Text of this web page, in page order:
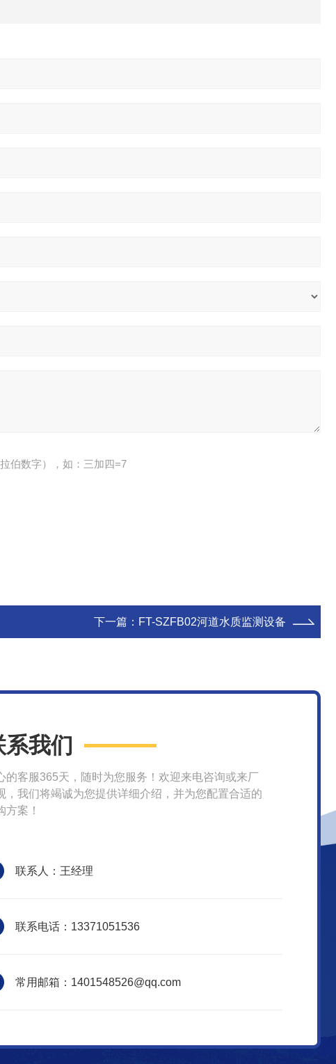
伯数字），如：三加四=7
下一篇： FT-SZFB02河道水质监测设备
系我们
的客服365天，随时为您服务！欢迎来电咨询或来厂
，我们将竭诚为您提供详细介绍，并为您配置合适的
方案！
联系人：王经理
联系电话：13371051536
常用邮箱：1401548526@qq.com